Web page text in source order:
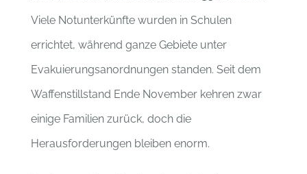
Viele Notunterkünfte wurden in Schulen
errichtet, während ganze Gebiete unter
Evakuierungsanordnungen standen. Seit dem
Waffenstillstand Ende November kehren zwar
einige Familien zurück, doch die
Herausforderungen bleiben enorm.